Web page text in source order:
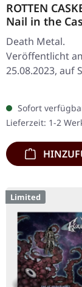
ROTTEN
Nail in the
Release) |
LP
Death Metal.
Veröffentlicht
25.08.2023, auf
Chaos Records.
exklusiv! Re-
transparent rot/
marmoriertem
Sofort
Lieferzeit: 1-2
Limited